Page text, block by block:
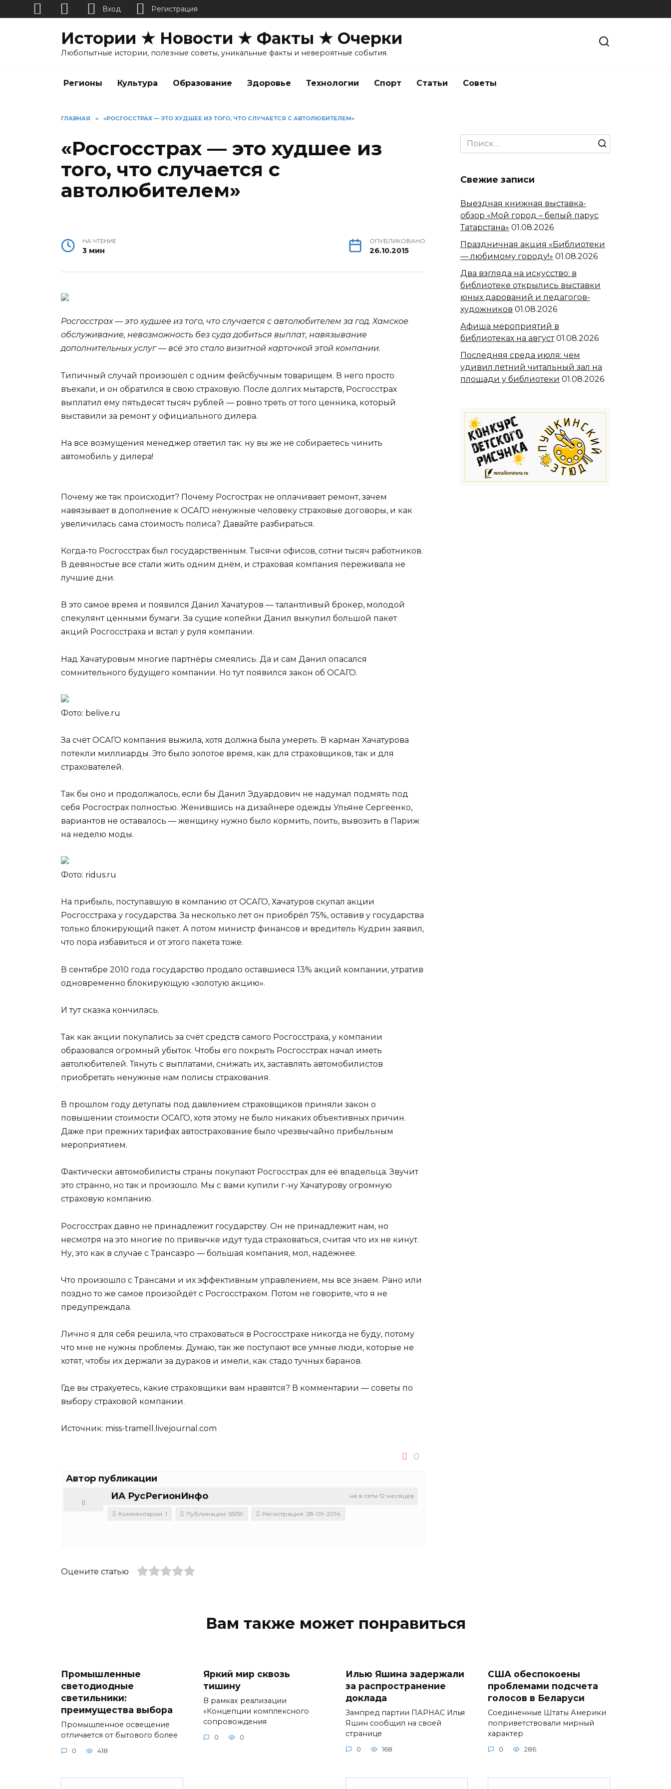
Истории ★ Новости ★ Факты ★ Очерки
Любопытные истории, полезные советы, уникальные факты и невероятные события.
Регионы Культура Образование Здоровье Технологии Спорт Статьи Советы
ГЛАВНАЯ » «РОСГОССТРАХ — ЭТО ХУДШЕЕ ИЗ ТОГО, ЧТО СЛУЧАЕТСЯ С АВТОЛЮБИТЕЛЕМ»
«Росгосстрах — это худшее из
того, что случается с
автолюбителем»
НА ЧТЕНИЕ
3 мин
ОПУБЛИКОВАНО
26.10.2015
Росгосстрах — это худшее из того, что случается с автолюбителем за год. Хамское
обслуживание, невозможность без суда добиться выплат, навязывание
дополнительных услуг — всё это стало визитной карточкой этой компании.
Типичный случай произошёл с одним фейсбучнымтоварищем. В него просто
въехали, и он обратился в свою страховую. После долгих мытарств, Росгосстрах
выплатил ему пятьдесят тысяч рублей — ровно треть от того ценника, который
выставили за ремонт у официального дилера.
На все возмущения менеджер ответил так: ну вы же не собираетесь чинить
автомобиль у дилера!
Почему же так происходит? Почему Росгострах не оплачивает ремонт, зачем
навязывает в дополнение к ОСАГО ненужные человеку страховые договоры, и как
увеличилась сама стоимость полиса? Давайте разбираться.
Когда-то Росгосстрах был государственным. Тысячи офисов, сотни тысяч работников.
В девяностые все стали жить одним днём, и страховая компания переживала не
лучшие дни.
В это самое время и появился Данил Хачатуров — талантливый брокер, молодой
спекулянт ценными бумаги. За сущие копейки Данил выкупил большой пакет
акций Росгосстраха и встал у руля компании.
Над Хачатуровым многие партнёры смеялись. Да и сам Данил опасался
сомнительного будущего компании. Но тут появился закон об ОСАГО.
Фото: belive.ru
За счёт ОСАГО компания выжила, хотя должна была умереть. В карман Хачатурова
потекли миллиарды. Это было золотое время, как для страховщиков, так и для
страхователей.
Так бы оно и продолжалось, если бы Данил Эдуардович не надумал подмять под
себя Росгострах полностью. Женившись на дизайнере одежды Ульяне Сергеенко,
вариантов не оставалось — женщину нужно было кормить, поить, вывозить в Париж
на неделю моды.
Фото: ridus.ru
На прибыль, поступавшую в компанию от ОСАГО, Хачатуров скупал акции
Росгосстраха у государства. За несколько лет он приобрёл 75%, оставив у государства
только блокирующий пакет. А потом министр финансов и вредитель Кудрин заявил,
что пора избавиться и от этого пакета тоже.
В сентябре 2010 года государство продало оставшиеся 13% акций компании, утратив
одновременно блокирующую «золотую акцию».
И тут сказка кончилась.
Так как акции покупались за счёт средств самого Росгосстраха, у компании
образовался огромный убыток. Чтобы его покрыть Росгосстрах начал иметь
автолюбителей. Тянуть с выплатами, снижать их, заставлять автомобилистов
приобретать ненужные нам полисы страхования.
В прошлом году детупаты под давлением страховщиков приняли закон о
повышении стоимости ОСАГО, хотя этому не было никаких объективных причин.
Даже при прежних тарифах автострахование было чрезвычайно прибыльным
мероприятием.
Фактически автомобилисты страны покупают Росгосстрах для её владельца. Звучит
это странно, но так и произошло. Мы с вами купили г-ну Хачатурову огромную
страховую компанию.
Росгосстрах давно не принадлежит государству. Он не принадлежит нам, но
несмотря на это многие по привычке идут туда страховаться, считая что их не кинут.
Ну, это как в случае с Трансаэро — большая компания, мол, надёжнее.
Что произошло с Трансами и их эффективным управлением, мы все знаем. Рано или
поздно то же самое произойдёт с Росгосстрахом. Потом не говорите, что я не
предупреждала.
Лично я для себя решила, что страховаться в Росгосстрахе никогда не буду, потому
что мне не нужны проблемы. Думаю, так же поступают все умные люди, которые не
хотят, чтобы их держали за дураков и имели, как стадо тучных баранов.
Где вы страхуетесь, какие страховщики вам нравятся? В комментарии — советы по
выбору страховой компании.
Источник: miss-tramell.livejournal.com
0
Автор публикации
не в сети 12 месяцев
ИА РусРегионИнфо
0
Комментарии: 1 Публикации: 55159 Регистрация: 28-09-2014
Оцените статью
Search
for:
Свежие записи
Выездная книжная выставка-
обзор «Мой город – белый парус
Татарстана» 01.08.2026
Праздничная акция «Библиотеки
— любимому городу!» 01.08.2026
Два взгляда на искусство: в
библиотеке открылись выставки
юных дарований и педагогов-
художников 01.08.2026
Афиша мероприятий в
библиотеках на август 01.08.2026
Последняя среда июля: чем
удивил летний читальный зал на
площади у библиотеки 01.08.2026
Вам также может понравиться
Промышленные
светодиодные
светильники:
преимущества выбора
Промышленное освещение
отличается от бытового более
0 418
Яркий мир сквозь
тишину
В рамках реализации
«Концепции комплексного
сопровождения
0 0
Илью Яшина задержали
за распространение
доклада
Зампред партии ПАРНАС Илья
Яшин сообщил на своей
странице
0 168
США обеспокоены
проблемами подсчета
голосов в Беларуси
Соединенные Штаты Америки
поприветствовали мирный
характер
0 286
Вход Регистрация